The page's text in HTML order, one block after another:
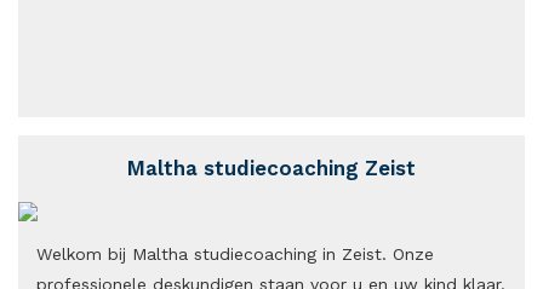
Maltha studiecoaching Zeist
Welkom bij Maltha studiecoaching in Zeist. Onze
professionele deskundigen staan voor u en uw kind klaar.